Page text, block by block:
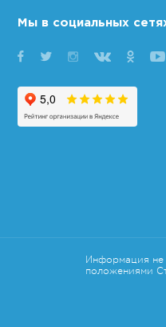
Мы в социальных
Информация не
положениями